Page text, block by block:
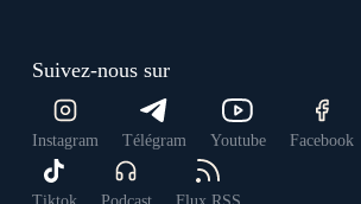
Suivez-nous sur
Instagram Télégram Youtube Facebook